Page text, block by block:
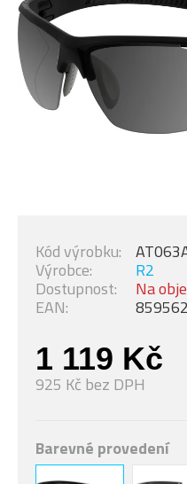
1 119 Kč
925 Kč bez DPH
Dostupnost: Na
Výrobce: R2
Kód výrobku:
EAN:
Barevné provedení